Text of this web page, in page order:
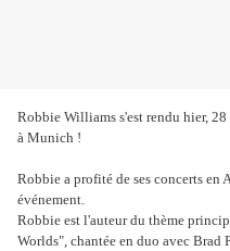
Robbie Williams s'est rendu hier,
à Munich !
Robbie a profité de ses concerts en
événement.
Robbie est l'auteur du thème
Worlds", chantée en duo avec Brad